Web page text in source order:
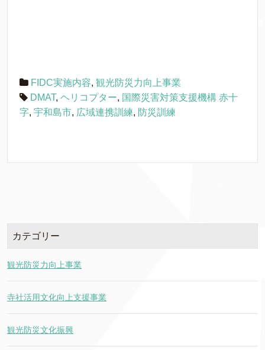
FIDC実施内容, 観光防災力向上事業
DMAT, ヘリコプター, 国際災害対策支援機構 赤十
字, 宇和島市, 広域連携訓練, 防災訓練
カテゴリー
観光防災力向上事業
寺社活用文化向上支援事業
観光防災文化振興